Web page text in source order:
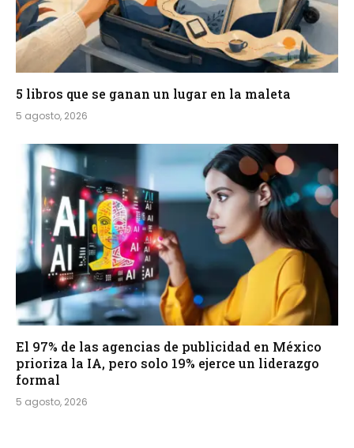
5 libros que se ganan un lugar en la maleta
5 agosto, 2026
El 97% de las agencias de publicidad en México
prioriza la IA, pero solo 19% ejerce un liderazgo
formal
5 agosto, 2026